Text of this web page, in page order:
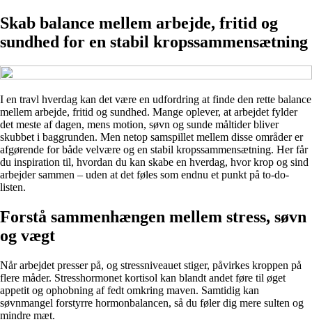
Skab balance mellem arbejde, fritid og
sundhed for en stabil kropssammensætning
I en travl hverdag kan det være en udfordring at finde den rette balance
mellem arbejde, fritid og sundhed. Mange oplever, at arbejdet fylder
det meste af dagen, mens motion, søvn og sunde måltider bliver
skubbet i baggrunden. Men netop samspillet mellem disse områder er
afgørende for både velvære og en stabil kropssammensætning. Her får
du inspiration til, hvordan du kan skabe en hverdag, hvor krop og sind
arbejder sammen – uden at det føles som endnu et punkt på to-do-
listen.
Forstå sammenhængen mellem stress, søvn
og vægt
Når arbejdet presser på, og stressniveauet stiger, påvirkes kroppen på
flere måder. Stresshormonet kortisol kan blandt andet føre til øget
appetit og ophobning af fedt omkring maven. Samtidig kan
søvnmangel forstyrre hormonbalancen, så du føler dig mere sulten og
mindre mæt.